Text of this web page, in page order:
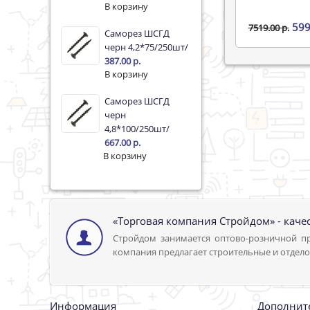
Саморез ШСГД
черн 4,2*75/250шт/
387.00 р.
Саморез ШСГД
черн
4,8*100/250шт/
667.00 р.
7519.00 р.
«Торговая компания Стройдом» -
Стройдом занимается оптово-розничной
компания предлагает строительные и
Информация